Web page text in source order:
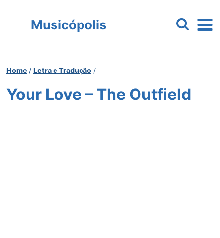
Musicópolis
Home / Letra e Tradução /
Your Love – The Outfield